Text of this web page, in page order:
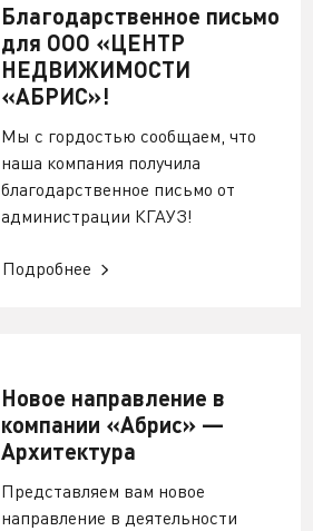
Благодарственное письмо
для ООО «ЦЕНТР
НЕДВИЖИМОСТИ
«АБРИС»!
Мы с гордостью сообщаем, что
наша компания получила
благодарственное письмо от
администрации КГАУЗ!
Подробнее
Новое направление в
компании «Абрис» —
Архитектура
Представляем вам новое
направление в деятельности